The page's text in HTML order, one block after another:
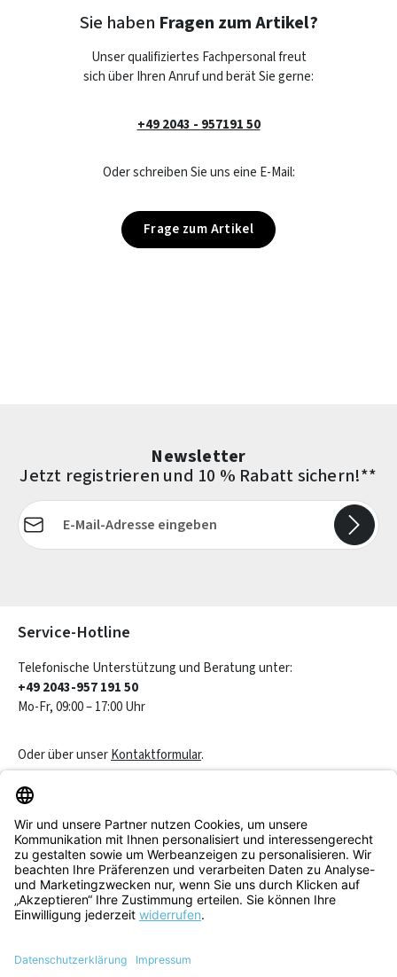
Sie haben Fragen zum Artikel?
Unser qualifiziertes Fachpersonal freut
sich über Ihren Anruf und berät Sie gerne:
+49 2043 - 957191 50
Oder schreiben Sie uns eine E-Mail:
Frage zum Artikel
Newsletter
Jetzt registrieren und 10 % Rabatt sichern!**
E-Mail-Adresse*
Service-Hotline
Telefonische Unterstützung und Beratung unter:
+49 2043-957 191 50
Mo-Fr, 09:00 – 17:00 Uhr
Oder über unserKontaktformular.
Service & Beratung
Informationen